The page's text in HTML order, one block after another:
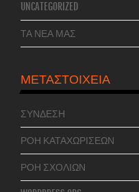
UNCATEGORIZED
ΤΑ ΝΕΑ ΜΑΣ
ΜΕΤΑΣΤΟΙΧΕΊΑ
ΣΎΝΔΕΣΗ
ΡΟΉ ΚΑΤΑΧΩΡΊΣΕΩΝ
ΡΟΉ ΣΧΟΛΊΩΝ